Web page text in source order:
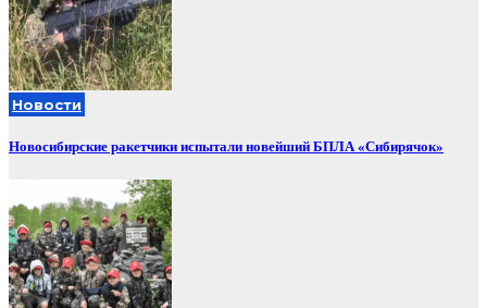
Новости
Новосибирские ракетчики испытали новейший БПЛА «Сибирячок»